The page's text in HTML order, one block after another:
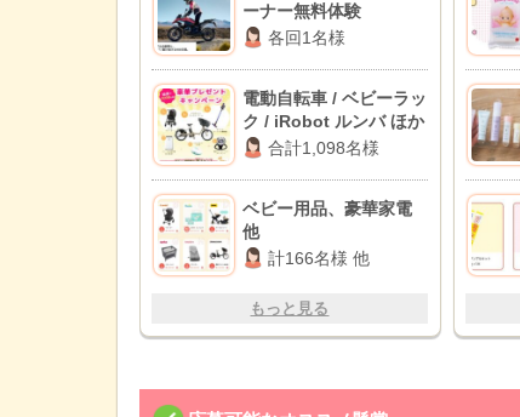
ーナー無料体験
各回1名様
電動自転車 / ベビーラッ
ク / iRobot ルンバ ほか
合計1,098名様
ベビー用品、豪華家電
他
計166名様 他
もっと見る